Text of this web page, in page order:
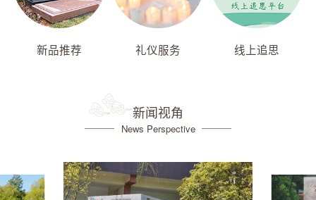
新品推荐 礼仪服务 线上追思
新闻视角
News Perspective